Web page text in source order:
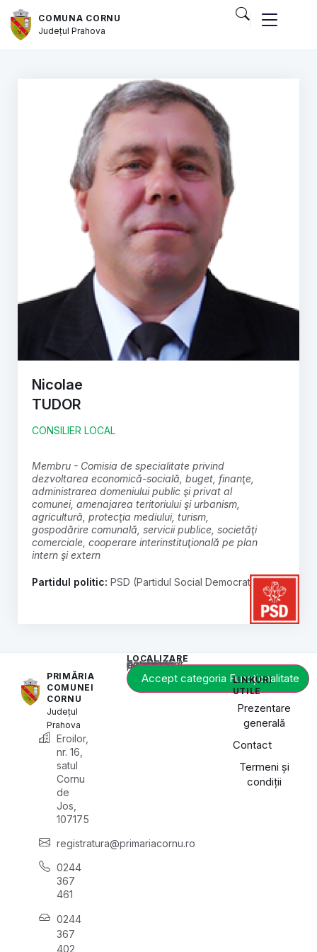
COMUNA CORNU
JudețulPrahova
Nicolae
TUDOR
CONSILIER LOCAL
membru - Comisia de specialitate privind
dezvoltarea economică-socială, buget, finanţe,
administrarea domeniului public şi privat al
comunei, amenajarea teritoriului şi urbanism,
agricultură, protecţia mediului, turism,
gospodărire comunală, servicii publice, societăţi
comerciale, cooperare interinstituţională pe plan
intern şi extern
Partidul politic: PSD (Partidul Social Democrat)
PRIMĂRIA
COMUNEI
CORNU
Județul
Prahova
Eroilor,
nr. 16,
satul
Cornu
de
Jos,
107175
registratura@primariacornu.ro
0244
367
461
0244
367
402
LOCALIZARE
Acest conținut este blocat până când acceptați categoria de cookie-uri necesară.
Accept categoria Funcționalitate
LINKURI
UTILE
Prezentare
generală
Contact
Termeni și
condiții